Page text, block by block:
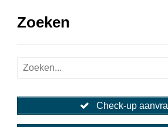
Zoeken
Check-up